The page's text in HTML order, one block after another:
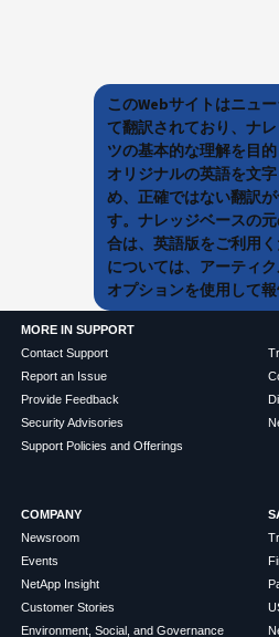
このWebサイトはニュ
て翻訳されており、ナ
ツの基本的な理解を目
オリジナルの英語を文
め、正確ではない翻訳
す。ナレッジベースの
合は、英語版をご利用
については、アーティ
オプションを使用して報
MORE IN SUPPORT
Contact Support
Report an Issue
Provide Feedback
Security Advisories
Support Policies and Offerings
COMPANY
Newsroom
Events
NetApp Insight
Customer Stories
Environment, Social, and Governance